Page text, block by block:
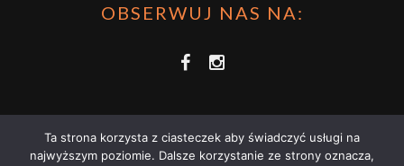
OBSERWUJ NAS NA:
Ta strona korzysta z ciasteczek aby świadczyć usługi na
najwyższym poziomie. Dalsze korzystanie ze strony oznacza,